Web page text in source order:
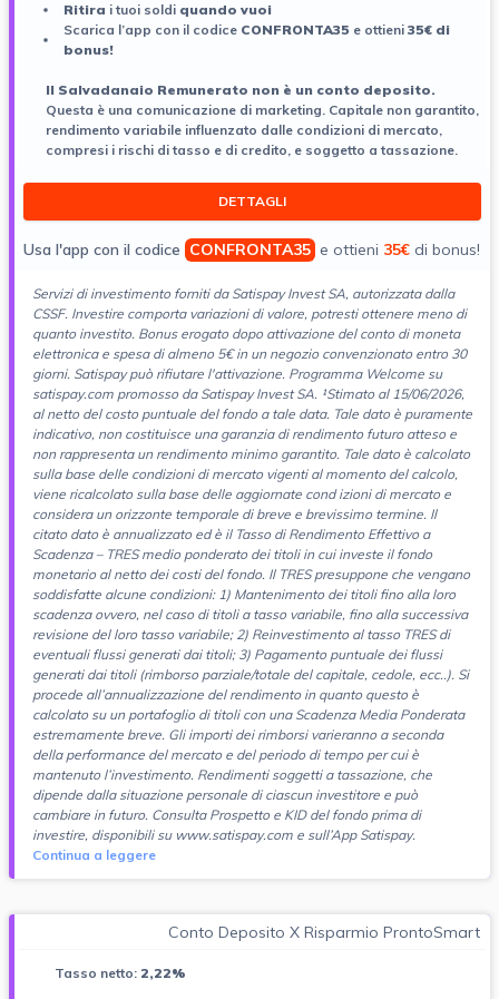
Ritira i tuoi soldi quando vuoi
Scarica l’app con il codice CONFRONTA35 e ottieni 35€ di
bonus!
ll Salvadanaio Remunerato non è un conto deposito.
Questa è una comunicazione di marketing. Capitale non garantito,
rendimento variabile influenzato dalle condizioni di mercato,
compresi i rischi di tasso e di credito, e soggetto a tassazione.
DETTAGLI
Usa l'app con il codice CONFRONTA35 e ottieni 35€ di bonus!
Servizi di investimento forniti da Satispay Invest SA, autorizzata dalla
CSSF. Investire comporta variazioni di valore, potresti ottenere meno di
quanto investito. Bonus erogato dopo attivazione del conto di moneta
elettronica e spesa di almeno 5€ in un negozio convenzionato entro 30
giorni. Satispay può rifiutare l'attivazione. Programma Welcome su
satispay.com promosso da Satispay Invest SA. ¹Stimato al 15/06/2026,
al netto del costo puntuale del fondo a tale data. Tale dato è puramente
indicativo, non costituisce una garanzia di rendimento futuro atteso e
non rappresenta un rendimento minimo garantito. Tale dato è calcolato
sulla base delle condizioni di mercato vigenti al momento del calcolo,
viene ricalcolato sulla base delle aggiornate cond izioni di mercato e
considera un orizzonte temporale di breve e brevissimo termine. Il
citato dato è annualizzato ed è il Tasso di Rendimento Effettivo a
Scadenza – TRES medio ponderato dei titoli in cui investe il fondo
monetario al netto dei costi del fondo. Il TRES presuppone che vengano
soddisfatte alcune condizioni: 1) Mantenimento dei titoli fino alla loro
scadenza ovvero, nel caso di titoli a tasso variabile, fino alla successiva
revisione del loro tasso variabile; 2) Reinvestimento al tasso TRES di
eventuali flussi generati dai titoli; 3) Pagamento puntuale dei flussi
generati dai titoli (rimborso parziale/totale del capitale, cedole, ecc..). Si
procede all’annualizzazione del rendimento in quanto questo è
calcolato su un portafoglio di titoli con una Scadenza Media Ponderata
estremamente breve. Gli importi dei rimborsi varieranno a seconda
della performance del mercato e del periodo di tempo per cui è
mantenuto l’investimento. Rendimenti soggetti a tassazione, che
dipende dalla situazione personale di ciascun investitore e può
cambiare in futuro. Consulta Prospetto e KID del fondo prima di
investire, disponibili su www.satispay.com e sull’App Satispay.
Continua a leggere
Conto Deposito X Risparmio ProntoSmart
Tasso netto: 2,22%